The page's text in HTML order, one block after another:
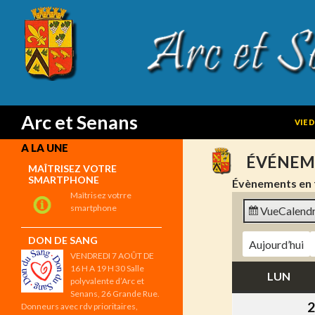
Arc et Senans
Search
VIE
Évènements
Vue
Aujourd’hui
LUN
A LA UNE
MAÎTRISEZ VOTRE
SMARTPHONE
Maîtrisez votrre
smartphone
DON DE SANG
VENDREDI 7 AOÛT DE
16 H A 19 H 30 Salle
polyvalente d’Arc et
Senans, 26 Grande Rue.
Donneurs avec rdv prioritaires,